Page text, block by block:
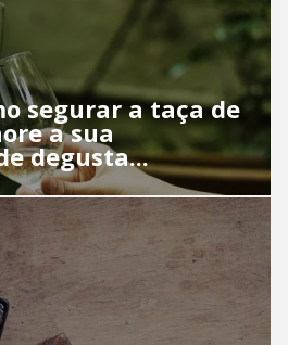
segurar a taça de
a sua
degusta...